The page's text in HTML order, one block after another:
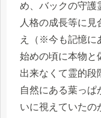
め、バックの守護
人格の成長等に
え（※今も記憶に
始めの頃に本物と
出来なくて霊的段
自然にある葉っぱ
いに視えていたの